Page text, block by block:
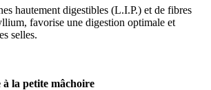
hautement digestibles (L.I.P.) et de fibres
favorise une digestion optimale et
selles.
la petite mâchoire